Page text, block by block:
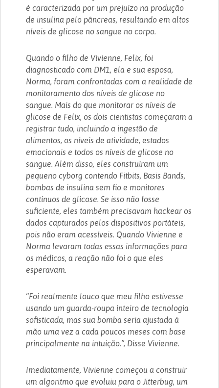
é caracterizada por um prejuízo na produção
de insulina pelo pâncreas, resultando em altos
níveis de glicose no sangue no corpo.
Quando o filho de Vivienne, Felix, foi
diagnosticado com DM1, ela e sua esposa,
Norma, foram confrontadas com a realidade de
monitoramento dos níveis de glicose no
sangue. Mais do que monitorar os níveis de
glicose de Felix, os dois cientistas começaram a
registrar tudo, incluindo a ingestão de
alimentos, os níveis de atividade, estados
emocionais e todos os níveis de glicose no
sangue. Além disso, eles construíram um
pequeno cyborg contendo Fitbits, Basis Bands,
bombas de insulina sem fio e monitores
contínuos de glicose. Se isso não fosse
suficiente, eles também precisavam hackear os
dados capturados pelos dispositivos portáteis,
pois não eram acessíveis. Quando Vivienne e
Norma levaram todas essas informações para
os médicos, a reação não foi o que eles
esperavam.
“Foi realmente louco que meu filho estivesse
usando um guarda-roupa inteiro de tecnologia
sofisticada, mas sua bomba seria ajustada à
mão uma vez a cada poucos meses com base
principalmente na intuição.”, Disse Vivienne.
Imediatamente, Vivienne começou a construir
um algoritmo que evoluiu para o Jitterbug, um